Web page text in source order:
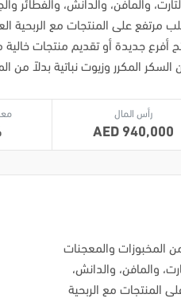
والمافن، والدانش، والفطائر
مرتفع على المنتجات مع الربحية
أفرع جديدة أو تقديم منتجات
السكر المكرر وزيوت نباتية بدلاً من
رأس المال
940,000
المخبوزات والمعجنات
والمافن، والدانش،
المنتجات مع الربحية